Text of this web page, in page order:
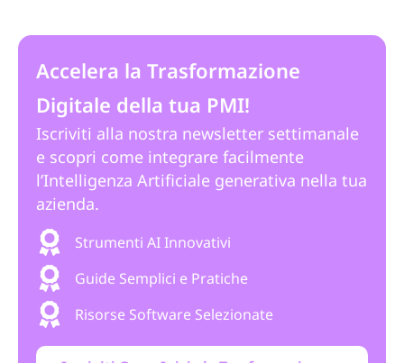
Accelera la Trasformazione
Digitale della tua PMI!
Iscriviti alla nostra newsletter settimanale
e scopri come integrare facilmente
l’Intelligenza Artificiale generativa nella tua
azienda.
Strumenti AI Innovativi
Guide Semplici e Pratiche
Risorse Software Selezionate